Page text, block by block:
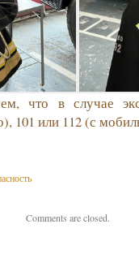
что в случае
101 или 112 (с
Comments are closed.